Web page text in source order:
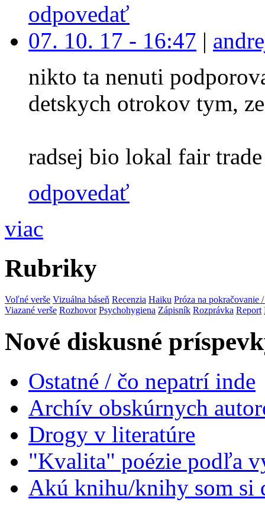
odpovedať
07. 10. 17 - 16:47 |
nikto ta nenuti
detskych otrokov tym,
radsej bio lokal fair
odpovedať
viac
Rubriky
Voľné verše Vizuálna báseň Recenzia Haiku Próza na pokračovanie
Viazané verše Rozhovor Psychohygiena Zápisník Rozprávka Report
Nové diskusné
Ostatné / čo nepatrí inde
Archív obskúrnych
Drogy v literatúre
"Kvalita" poézie podľa
Akú knihu/knihy som si